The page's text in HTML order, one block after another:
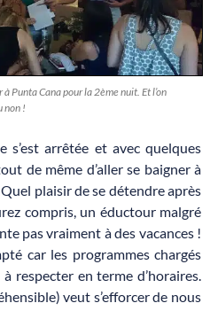
Punta Cana pour la 2ème nuit. Et l’on
non !
s’est arrêtée et avec quelques
de même d’aller se baigner à
plaisir de se détendre après
compris, un éductour malgré
pas vraiment à des vacances !
car les programmes chargés
respecter en terme d’horaires.
veut s’efforcer de nous